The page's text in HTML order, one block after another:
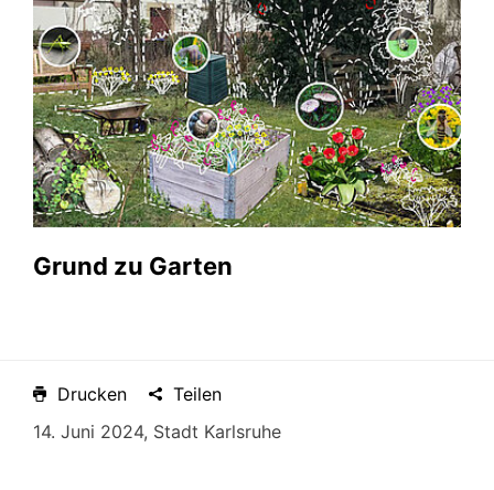
Grund zu Garten
Drucken
Teilen
14. Juni 2024, Stadt Karlsruhe